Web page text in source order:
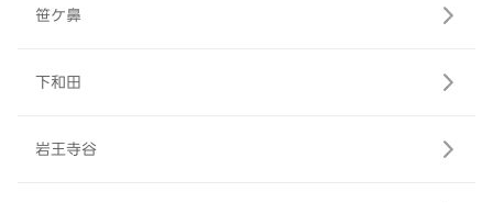
笹ケ鼻
下和田
岩王寺谷